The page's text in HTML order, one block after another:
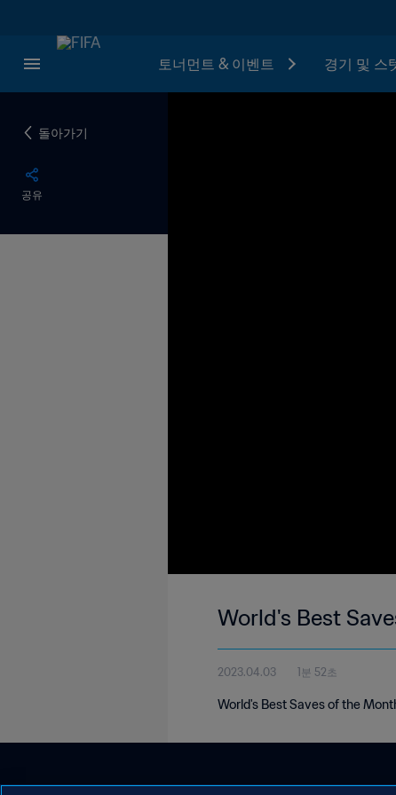
토너먼트 & 이벤트 경기 및 스
돌아가기
공유
World's Best
2023.04.03 1분 52초
World's Best Saves of the